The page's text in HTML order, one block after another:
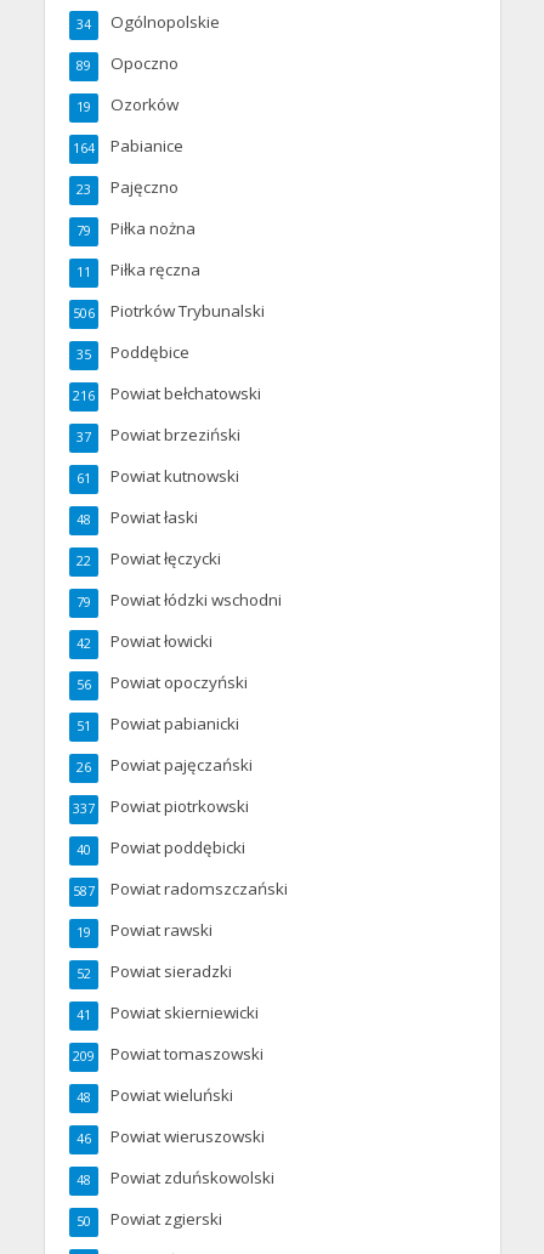
Ogólnopolskie
34
Opoczno
89
Ozorków
19
Pabianice
164
Pajęczno
23
Piłka nożna
79
Piłka ręczna
11
Piotrków Trybunalski
506
Poddębice
35
Powiat bełchatowski
216
Powiat brzeziński
37
Powiat kutnowski
61
Powiat łaski
48
Powiat łęczycki
22
Powiat łódzki wschodni
79
Powiat łowicki
42
Powiat opoczyński
56
Powiat pabianicki
51
Powiat pajęczański
26
Powiat piotrkowski
337
Powiat poddębicki
40
Powiat radomszczański
587
Powiat rawski
19
Powiat sieradzki
52
Powiat skierniewicki
41
Powiat tomaszowski
209
Powiat wieluński
48
Powiat wieruszowski
46
Powiat zduńskowolski
48
Powiat zgierski
50